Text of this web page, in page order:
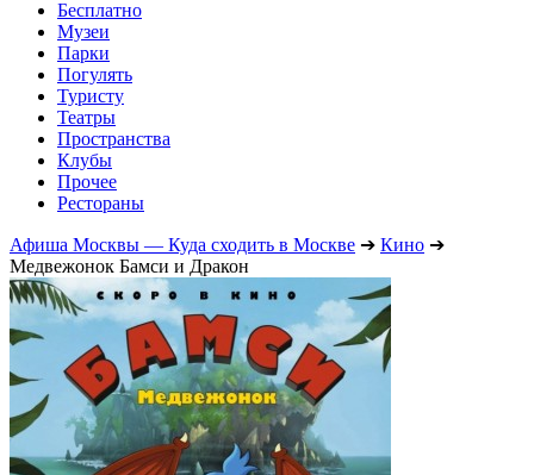
Бесплатно
Музеи
Парки
Погулять
Туристу
Театры
Пространства
Клубы
Прочее
Рестораны
Афиша Москвы — Куда сходить в Москве ➔ Кино ➔
Медвежонок Бамси и Дракон